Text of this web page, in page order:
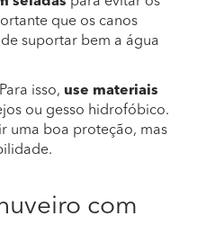
que os canos
suportar bem a água
isso, use materiais
ou gesso hidrofóbico.
uma boa proteção, mas
com